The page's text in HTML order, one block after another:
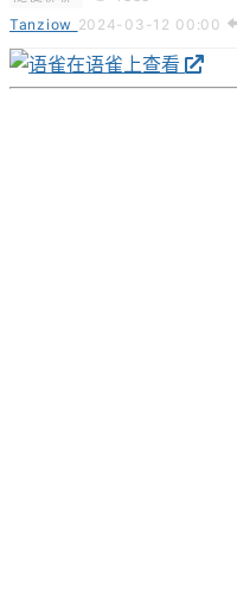
Tanziow 2024-03-12 00:00
在语雀上查看